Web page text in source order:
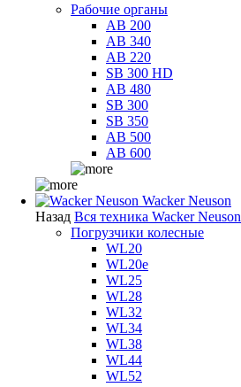
Рабочие органы
AB 200
AB 340
AB 220
SB 300 HD
AB 480
SB 300
SB 350
AB 500
AB 600
Wacker Neuson
Назад Вся техника Wacker Neuson
Погрузчики колесные
WL20
WL20e
WL25
WL28
WL32
WL34
WL38
WL44
WL52